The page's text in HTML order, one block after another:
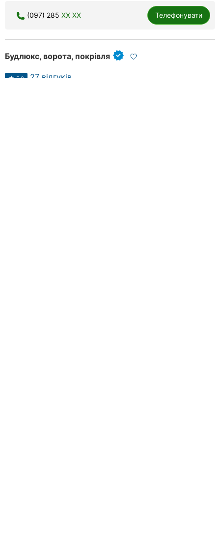
(097) 285 XX XX Телефонувати
Будлюкс, ворота, покрівля
5.0 27 відгуків